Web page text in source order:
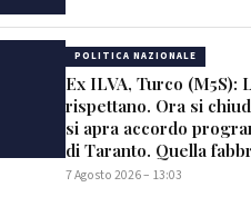
POLITICA NAZIONALE
Ex ILVA, Turco (M5S):
rispettano. Ora si
si apra accordo
di Taranto. Quella
7 Agosto 2026 – 13:03